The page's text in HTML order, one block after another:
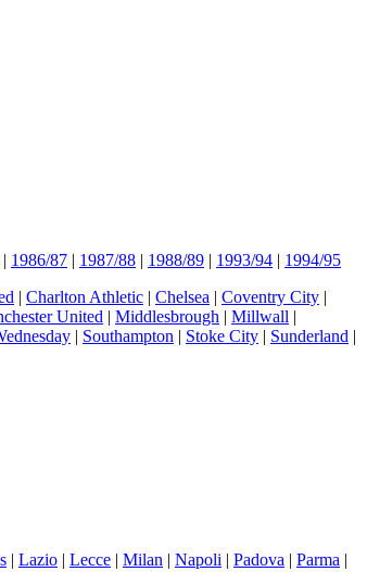
| 1986/87 | 1987/88 | 1988/89 | 1993/94 | 1994/95
| Charlton Athletic | Chelsea | Coventry City |
United | Middlesbrough | Millwall |
| Southampton | Stoke City | Sunderland |
| Lazio | Lecce | Milan | Napoli | Padova | Parma |